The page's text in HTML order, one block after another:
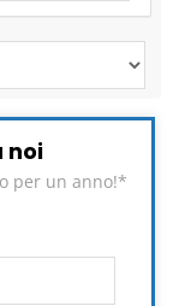
noi
per un anno!*